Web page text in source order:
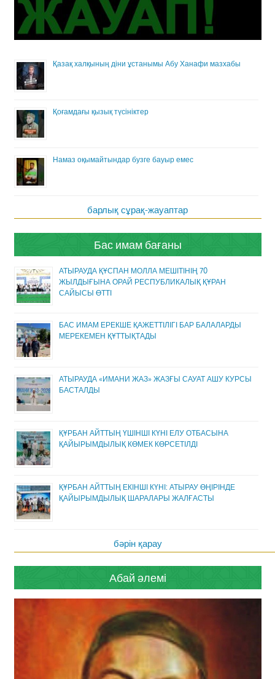
Қазақ халқының діни ұстанымы Абу Ханафи мазхабы
Қоғамдағы қызық түсініктер
Намаз оқымайтындар бузге бауыр емес
барлық сұрақ-жауаптар
Бас имам бағаны
АТЫРАУДА ҚҰСПАН МОЛЛА МЕШІТІНІҢ 70
ЖЫЛДЫҒЫНА ОРАЙ РЕСПУБЛИКАЛЫҚ ҚҰРАН
САЙЫСЫ ӨТТІ
БАС ИМАМ ЕРЕКШЕ ҚАЖЕТТІЛІГІ БАР БАЛАЛАРДЫ
МЕРЕКЕМЕН ҚҰТТЫҚТАДЫ
АТЫРАУДА «ИМАНИ ЖАЗ» ЖАЗҒЫ САУАТ АШУ КУРСЫ
БАСТАЛДЫ
ҚҰРБАН АЙТТЫҢ ҮШІНШІ КҮНІ ЕЛУ ОТБАСЫНА
ҚАЙЫРЫМДЫЛЫҚ КӨМЕК КӨРСЕТІЛДІ
ҚҰРБАН АЙТТЫҢ ЕКІНШІ КҮНІ: АТЫРАУ ӨҢІРІНДЕ
ҚАЙЫРЫМДЫЛЫҚ ШАРАЛАРЫ ЖАЛҒАСТЫ
бәрін қарау
Абай әлемі